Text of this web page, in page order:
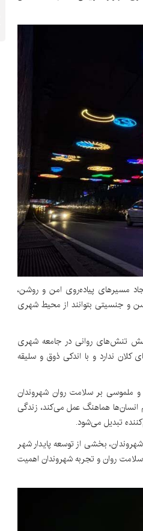
مسیرهای پیاده‌روی امن و روشن،
و جنسیتی بتوانند از محیط شهری
تنش‌های روانی در جامعه شهری
کلان ندارد و با اندکی ذوق و سلیقه
ملموسی بر سلامت روان شهروندان
هماهنگ عمل می‌کند، زندگی
تبدیل می‌شود.
بخشی از توسعه پایدار شهر
روان و تجربه شهروندان اهمیت